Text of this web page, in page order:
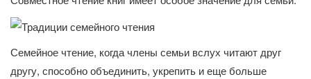
Семейное чтение, когда члены семьи вслух читают друг
другу, способно объединить, укрепить и еще больше